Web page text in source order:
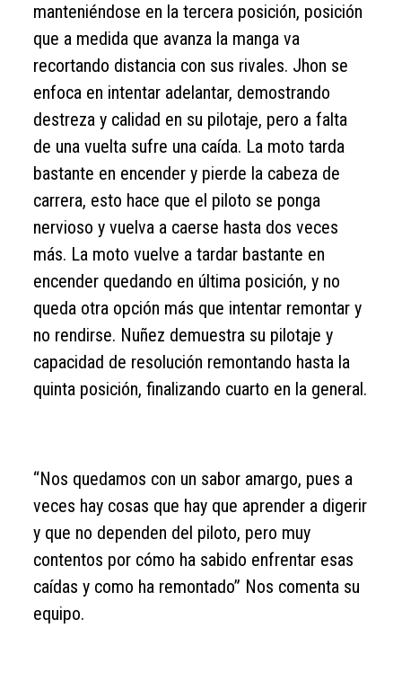
manteniéndose en la tercera posición, posición
que a medida que avanza la manga va
recortando distancia con sus rivales. Jhon se
enfoca en intentar adelantar, demostrando
destreza y calidad en su pilotaje, pero a falta
de una vuelta sufre una caída. La moto tarda
bastante en encender y pierde la cabeza de
carrera, esto hace que el piloto se ponga
nervioso y vuelva a caerse hasta dos veces
más. La moto vuelve a tardar bastante en
encender quedando en última posición, y no
queda otra opción más que intentar remontar y
no rendirse. Nuñez demuestra su pilotaje y
capacidad de resolución remontando hasta la
quinta posición, finalizando cuarto en la general.
“Nos quedamos con un sabor amargo, pues a
veces hay cosas que hay que aprender a digerir
y que no dependen del piloto, pero muy
contentos por cómo ha sabido enfrentar esas
caídas y como ha remontado” Nos comenta su
equipo.